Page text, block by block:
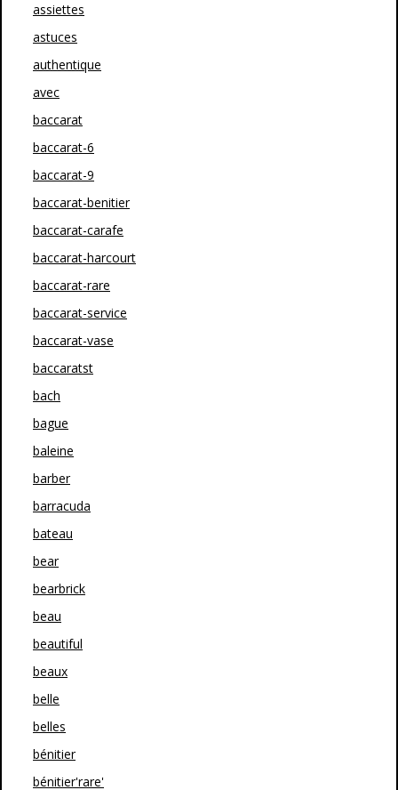
assiettes
astuces
authentique
avec
baccarat
baccarat-6
baccarat-9
baccarat-benitier
baccarat-carafe
baccarat-harcourt
baccarat-rare
baccarat-service
baccarat-vase
baccaratst
bach
bague
baleine
barber
barracuda
bateau
bear
bearbrick
beau
beautiful
beaux
belle
belles
bénitier
bénitier'rare'